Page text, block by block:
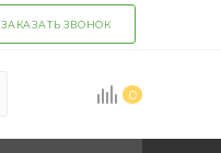
ЗАКАЗАТЬ ЗВОНОК
0